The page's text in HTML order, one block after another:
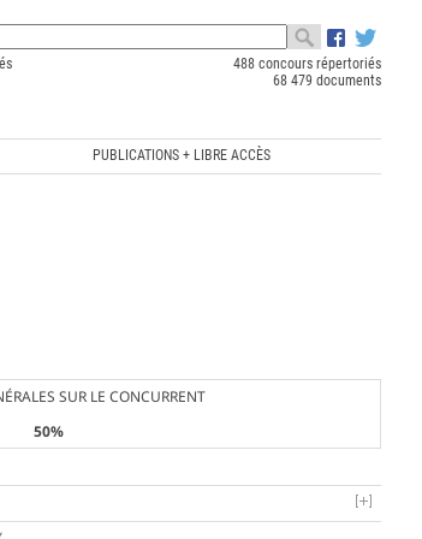
488 concours répertoriés
68 479 documents
PUBLICATIONS + LIBRE ACCÈS
SUR LE CONCURRENT
50%